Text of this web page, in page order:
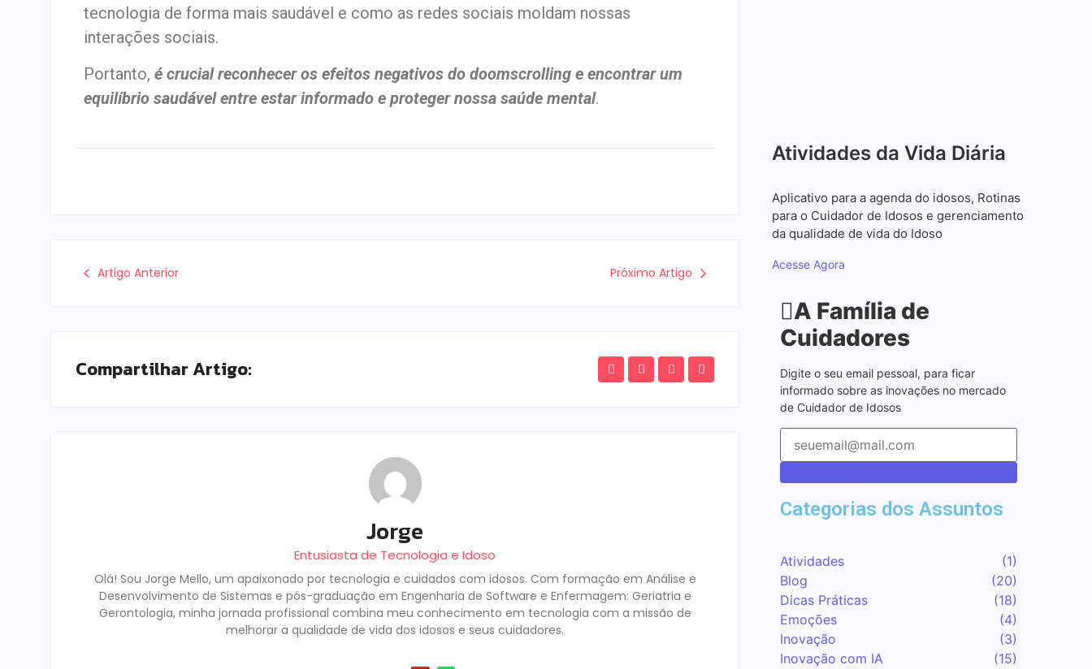
tecnologia de forma mais saudável e como as redes sociais moldam nossas
interações sociais.
Portanto, é crucial reconhecer os efeitos negativos do doomscrolling e encontrar um
equilíbrio saudável entre estar informado e proteger nossa saúde mental.
Artigo Anterior Próximo Artigo
Compartilhar Artigo:
Jorge
Entusiasta de Tecnologia e Idoso
Olá! Sou Jorge Mello, um apaixonado por tecnologia e cuidados com idosos. Com formação em Análise e
Desenvolvimento de Sistemas e pós-graduação em Engenharia de Software e Enfermagem: Geriatria e
Gerontologia, minha jornada profissional combina meu conhecimento em tecnologia com a missão de
melhorar a qualidade de vida dos idosos e seus cuidadores.
Atividades da Vida Diária
Aplicativo para a agenda do idosos, Rotinas
para o Cuidador de Idosos e gerenciamento
da qualidade de vida do Idoso
Acesse Agora
A Família de
Cuidadores
Digite o seu email pessoal, para ficar
informado sobre as inovações no mercado
de Cuidador de Idosos
Categorias dos Assuntos
Atividades
(1)
Blog
(20)
Dicas Práticas
(18)
Emoções
(4)
Inovação
(3)
Inovação com IA
(15)